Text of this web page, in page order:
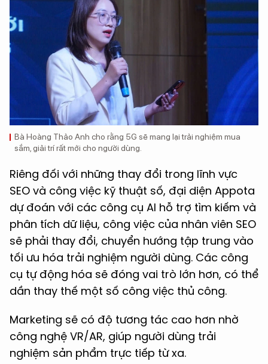
Bà Hoàng Thảo Anh cho rằng 5G sẽ mang lại trải nghiệm mua
sắm, giải trí rất mới cho người dùng.
Riêng đối với những thay đổi trong lĩnh vực
SEO và công việc kỹ thuật số, đại diện Appota
dự đoán với các công cụ AI hỗ trợ tìm kiếm và
phân tích dữ liệu, công việc của nhân viên SEO
sẽ phải thay đổi, chuyển hướng tập trung vào
tối ưu hóa trải nghiệm người dùng. Các công
cụ tự động hóa sẽ đóng vai trò lớn hơn, có thể
dần thay thế một số công việc thủ công.
Marketing sẽ có độ tương tác cao hơn nhờ
công nghệ VR/AR, giúp người dùng trải
nghiệm sản phẩm trực tiếp từ xa.